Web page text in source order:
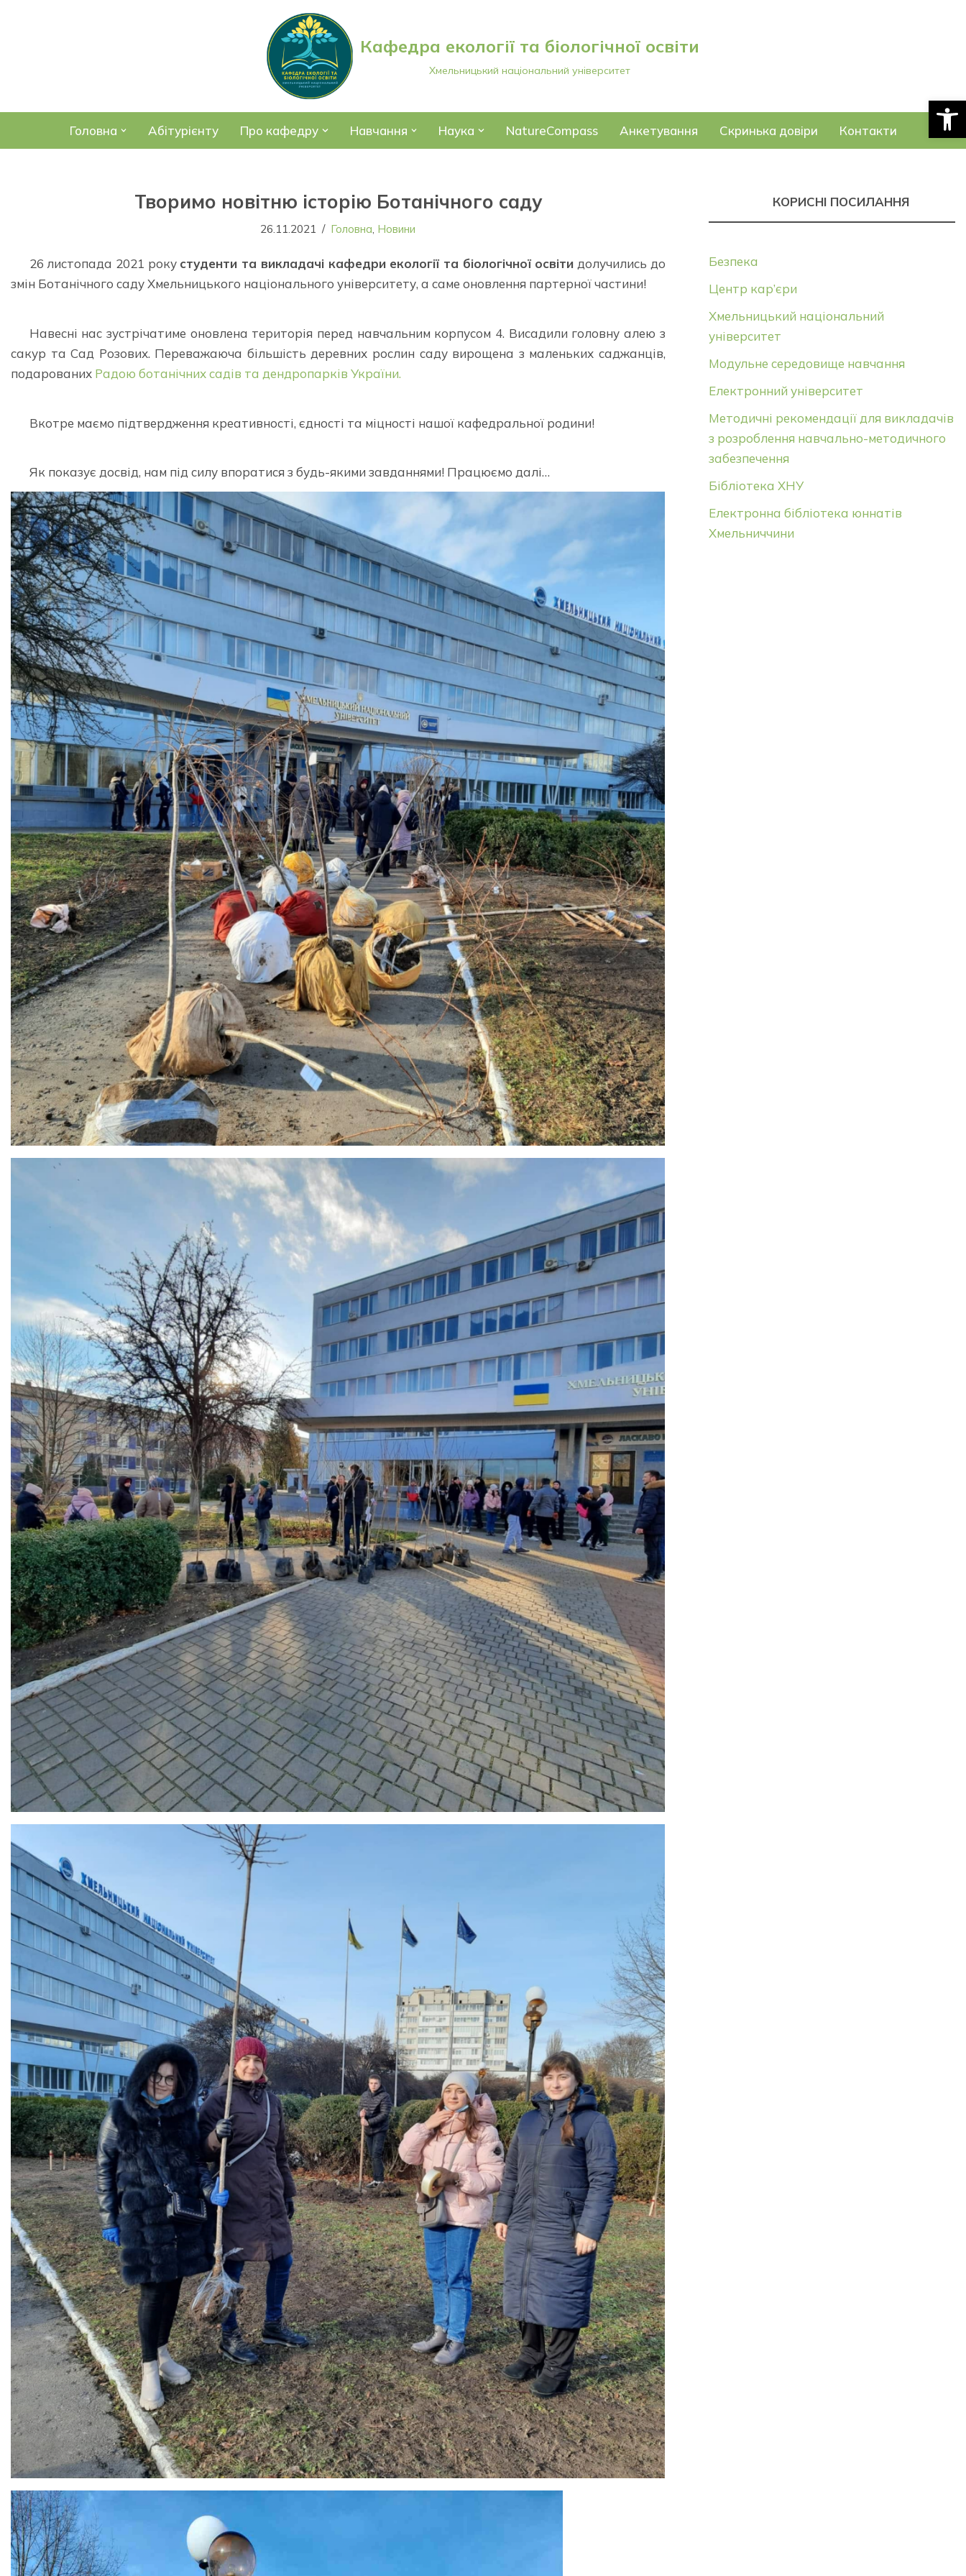
Кафедра екології та біологічної освіти
Хмельницький національний університет
Головна Абітурієнту Про кафедру Навчання Наука NatureCompass Анкетування Скринька довіри Контакти
Творимо новітню історію Ботанічного саду
26.11.2021 Головна, Новини
26 листопада 2021 року студенти та викладачі кафедри екології та біологічної освіти долучились до
змін Ботанічного саду Хмельницького національного університету, а саме оновлення партерної частини!
Навесні нас зустрічатиме оновлена територія перед навчальним корпусом 4. Висадили головну алею з
сакур та Сад Розових. Переважаюча більшість деревних рослин саду вирощена з маленьких саджанців,
подарованих Радою ботанічних садів та дендропарків України.
Вкотре маємо підтвердження креативності, єдності та міцності нашої кафедральної родини!
Як показує досвід, нам під силу впоратися з будь-якими завданнями! Працюємо далі…
КОРИСНІ ПОСИЛАННЯ
Безпека
Центр кар’єри
Хмельницький національний
університет
Модульне середовище навчання
Електронний університет
Методичні рекомендації для викладачів
з розроблення навчально-методичного
забезпечення
Бібліотека ХНУ
Електронна бібліотека юннатів
Хмельниччини